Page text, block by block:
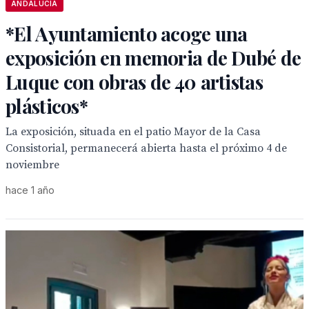
ANDALUCÍA
*El Ayuntamiento acoge una
exposición en memoria de Dubé de
Luque con obras de 40 artistas
plásticos*
La exposición, situada en el patio Mayor de la Casa
Consistorial, permanecerá abierta hasta el próximo 4 de
noviembre
hace 1 año